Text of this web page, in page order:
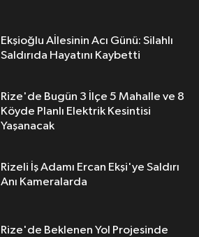
Ekşioğlu Aİlesinin Acı Günü: Silahlı
Saldırıda Hayatını Kaybetti
Rize'de Bugün 3 İlçe 5 Mahalle ve 8
Köyde Planlı Elektrik Kesintisi
Yaşanacak
Rizeli İş Adamı Ercan Ekşi'ye Saldırı
Anı Kameralarda
Rize'de Beklenen Yol Projesinde